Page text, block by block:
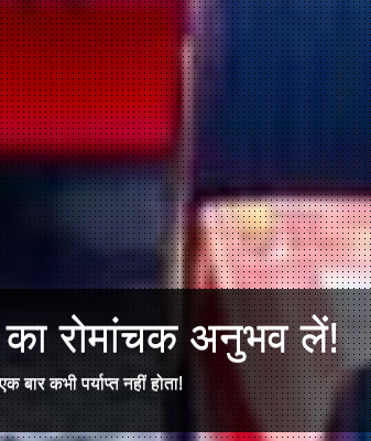
का रोमांचक अनुभव लें!
कभी पर्याप्त नहीं होता!